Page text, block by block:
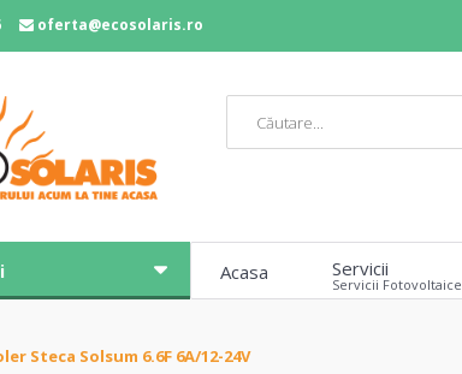
oferta@ecosolaris.ro
Acasa Servicii
Servicii Fotovoltaice
Steca Solsum 6.6F 6A/12-24V